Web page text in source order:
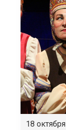
18 октября